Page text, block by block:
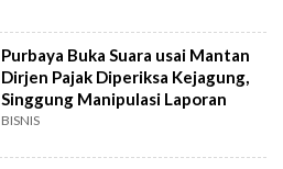
Purbaya Buka Suara usai Mantan
Dirjen Pajak Diperiksa Kejagung,
Singgung Manipulasi Laporan
BISNIS